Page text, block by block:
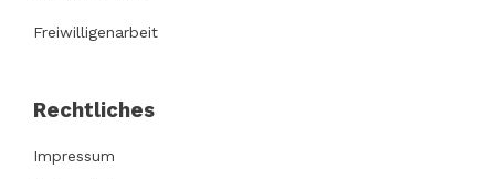
Freiwilligenarbeit
Rechtliches
Impressum